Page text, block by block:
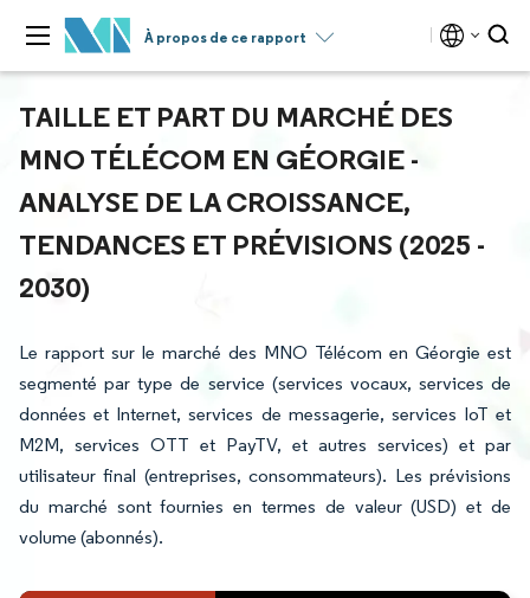
À propos de ce rapport
TAILLE ET PART DU MARCHÉ DES
MNO TÉLÉCOM EN GÉORGIE -
ANALYSE DE LA CROISSANCE,
TENDANCES ET PRÉVISIONS (2025 -
2030)
Le rapport sur le marché des MNO Télécom en Géorgie est
segmenté par type de service (services vocaux, services de
données et Internet, services de messagerie, services IoT et
M2M, services OTT et PayTV, et autres services) et par
utilisateur final (entreprises, consommateurs). Les prévisions
du marché sont fournies en termes de valeur (USD) et de
volume (abonnés).